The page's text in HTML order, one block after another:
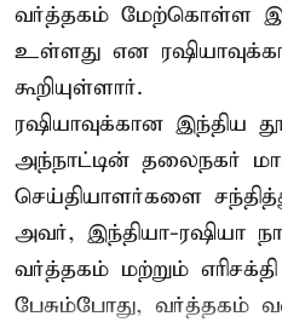
வர்த்தகம் மேற்கொள்ள
உள்ளது என
கூறியுள்ளார்.
ரஷியாவுக்கான இந்திய
அந்நாட்டின் தலைநகர்
செய்தியாளர்களை
அவர், இந்தியா-ரஷியா
வர்த்தகம் மற்றும்
பேசும்போது, வர்த்தகம்